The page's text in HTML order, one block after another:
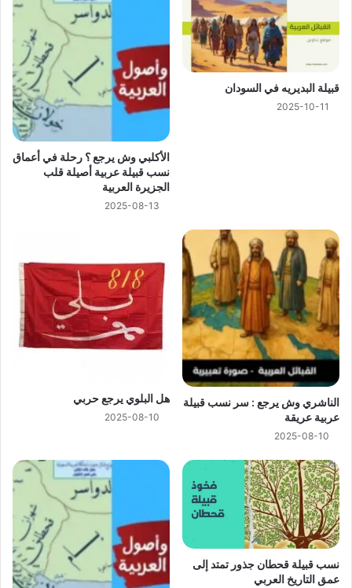
ﻗﺒﻴﻠﺔ ﺍﻟﺒﺪﻳﺮﻳﻪ في السودان
2025-10-11
الأكلبي وش يرجع ؟ رحلة في أعماق
نسب قبيلة عربية أصيلة قلب
الجزيرة العربية
2025-08-13
الناشري وش يرجع : سر نسب قبيلة
عربية عريقة
2025-08-10
هل البلوي يرجع حربي
2025-08-10
نسب قبيلة قحطان جذور تمتد إلى
عمق التاريخ العربي